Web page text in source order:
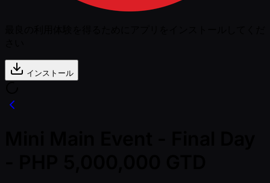
インストール